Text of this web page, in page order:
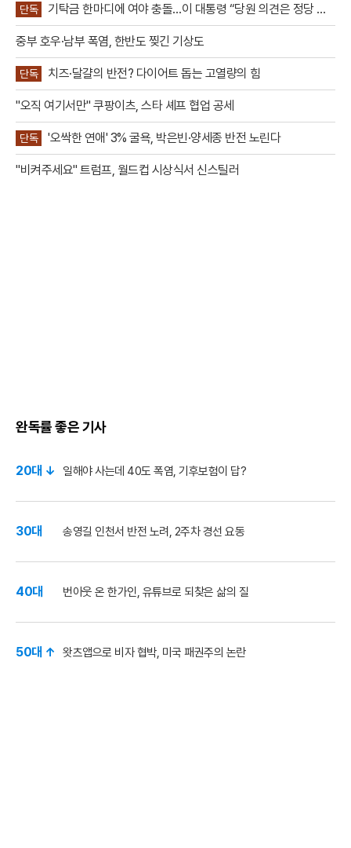
단독
기탁금 한마디에 여야 충돌…이 대통령 “당원 의견은 정당 활
동”
중부 호우·남부 폭염, 한반도 찢긴 기상도
단독 치즈·달걀의 반전? 다이어트 돕는 고열량의 힘
"오직 여기서만" 쿠팡이츠, 스타 셰프 협업 공세
단독 '오싹한 연애' 3% 굴욕, 박은빈·양세종 반전 노린다
"비켜주세요" 트럼프, 월드컵 시상식서 신스틸러
완독률 좋은 기사
20대 ↓ 일해야 사는데 40도 폭염, 기후보험이 답?
30대 송영길 인천서 반전 노려, 2주차 경선 요동
40대 번아웃 온 한가인, 유튜브로 되찾은 삶의 질
50대 ↑ 왓츠앱으로 비자 협박, 미국 패권주의 논란